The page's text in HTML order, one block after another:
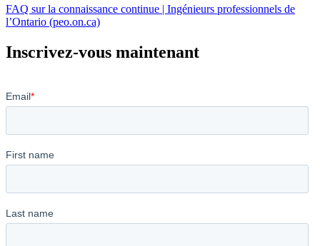
FAQ sur la connaissance continue | Ingénieurs professionnels de
l’Ontario (peo.on.ca)
Inscrivez-vous maintenant